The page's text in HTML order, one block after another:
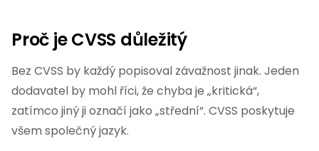
Proč je CVSS důležitý
Bez CVSS by každý popisoval závažnost jinak. Jeden
dodavatel by mohl říci, že chyba je „kritická“,
zatímco jiný ji označí jako „střední“. CVSS poskytuje
všem společný jazyk.